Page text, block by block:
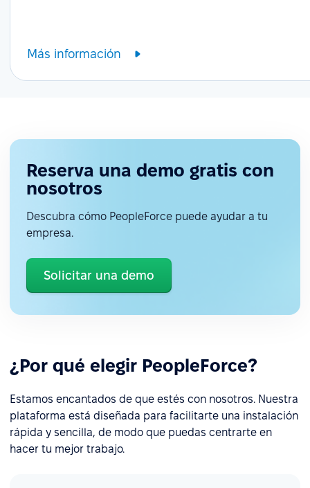
Más información
Reserva una demo gratis con
nosotros
Descubra cómo PeopleForce puede ayudar a tu
empresa.
Solicitar una demo
¿Por qué elegir PeopleForce?
Estamos encantados de que estés con nosotros. Nuestra
plataforma está diseñada para facilitarte una instalación
rápida y sencilla, de modo que puedas centrarte en
hacer tu mejor trabajo.